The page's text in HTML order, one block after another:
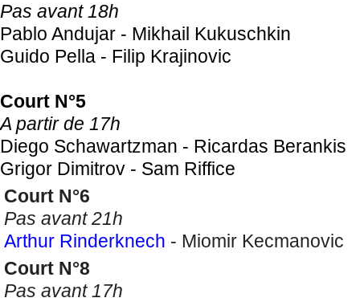
Pas avant 18h
Pablo Andujar - Mikhail Kukuschkin
Guido Pella - Filip Krajinovic
Court N°5
A partir de 17h
Diego Schawartzman - Ricardas Berankis
Grigor Dimitrov - Sam Riffice
Court N°6
Pas avant 21h
Arthur Rinderknech - Miomir Kecmanovic
Court N°8
Pas avant 17h